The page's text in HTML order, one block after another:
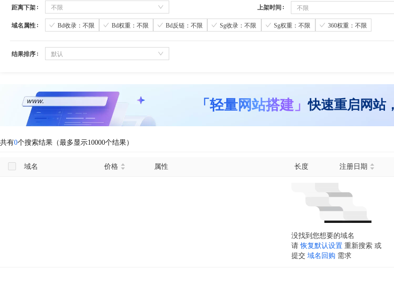
距离下架 不限 上架时间 不限
域名属性 Bd收录：不限 Bd权重：不限 Bd反链：不限 Sg收录：不限 Sg权重：不限 360权重：不限
结果排序 默认
「轻量网站搭建」快速重启网站
共有0个搜索结果（最多显示10000个结果）
域名 价格 属性 长度 注册日期
没找到您想要的域名
请 恢复默认设置 重新搜索 或
提交 域名回购 需求